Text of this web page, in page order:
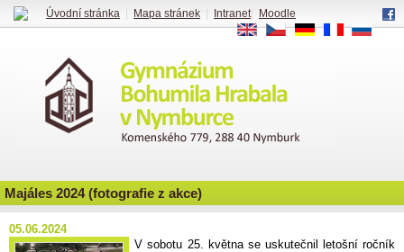
Majáles 2024 (fotografie z akce)
05.06.2024
V sobotu 25. května se uskutečnil letošní ročník
Úvodní stránka Mapa stránek Intranet|
Moodle
EN
CS DE FR RU